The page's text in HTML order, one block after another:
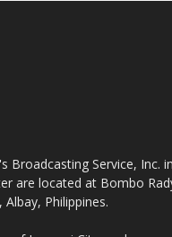
Broadcasting Service, Inc.
are located at Bombo
Philippines.